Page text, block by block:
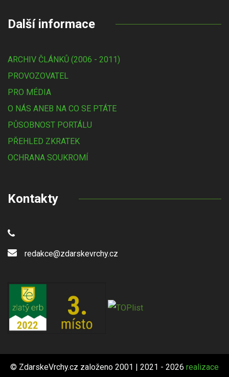
Další informace
ARCHIV ČLÁNKŮ (2006 - 2011)
PROVOZOVATEL
PRO MÉDIA
O NÁS ANEB NA CO SE PTÁTE
PŮSOBNOST PORTÁLU
PŘEHLED ZKRATEK
OCHRANA SOUKROMÍ
Kontakty
redakce@zdarskevrchy.cz
© ZdarskeVrchy.cz založeno 2001 | 2021 - 2026 realizace